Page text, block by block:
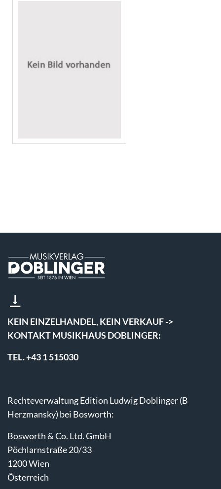
KEIN EINZELHANDEL, KEIN VERKAUF ->
KONTAKT MUSIKHAUS DOBLINGER:
TEL. +43 1 515030
Rechteverwaltung Edition Ludwig Doblinger (B
Herzmansky) bei Bosworth:
Bosworth & Co. Ltd. GmbH
Pöchlarnstraße 20/33
1200 Wien
Österreich